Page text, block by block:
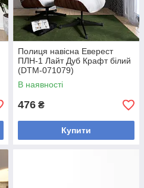
Полиця навісна Еверест
ПЛН-1 Лайт Дуб Крафт білий
(DTM-071079)
В наявності
476 ₴
Купити